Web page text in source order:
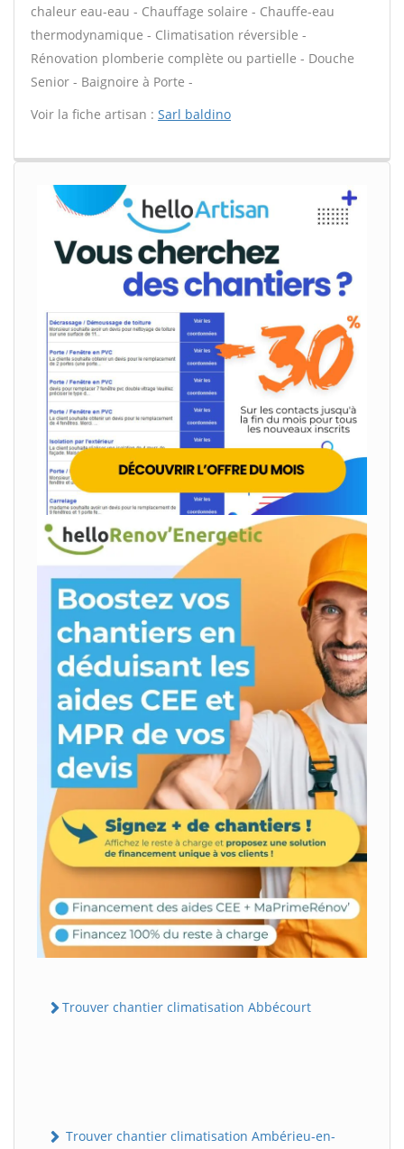
chaleur eau-eau - Chauffage solaire - Chauffe-eau
thermodynamique - Climatisation réversible -
Rénovation plomberie complète ou partielle - Douche
Senior - Baignoire à Porte -
Voir la fiche artisan : Sarl baldino
Trouver chantier climatisation Abbécourt
Trouver chantier climatisation Ambérieu-en-